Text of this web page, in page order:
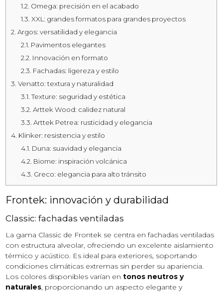
1.2. Omega: precisión en el acabado
1.3. XXL: grandes formatos para grandes proyectos
2. Argos: versatilidad y elegancia
2.1. Pavimentos elegantes
2.2. Innovación en formato
2.3. Fachadas: ligereza y estilo
3. Venatto: textura y naturalidad
3.1. Texture: seguridad y estética
3.2. Arttek Wood: calidez natural
3.3. Arttek Petrea: rusticidad y elegancia
4. Klinker: resistencia y estilo
4.1. Duna: suavidad y elegancia
4.2. Biome: inspiración volcánica
4.3. Greco: elegancia para alto tránsito
Frontek: innovación y durabilidad
Classic: fachadas ventiladas
La gama Classic de Frontek se centra en fachadas ventiladas
con estructura alveolar, ofreciendo un excelente aislamiento
térmico y acústico. Es ideal para exteriores, soportando
condiciones climáticas extremas sin perder su apariencia.
Los colores disponibles varían entonos neutros y
naturales, proporcionando un aspecto elegante y